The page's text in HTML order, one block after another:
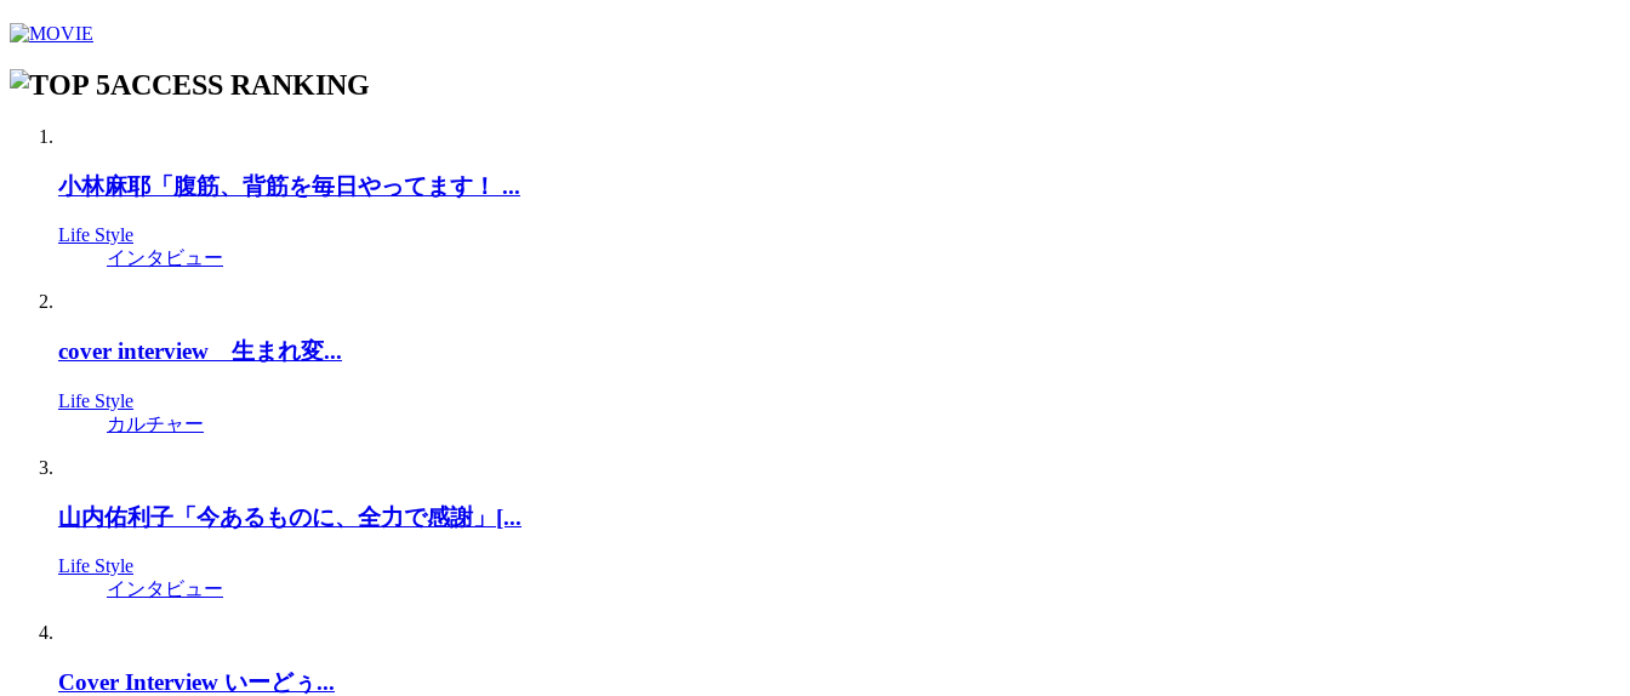
ACCESS RANKING
小林麻耶「腹筋、背筋を毎日やってます！ ...
Life Style
インタビュー
cover interview 生まれ変...
Life Style
カルチャー
山内佑利子「今あるものに、全力で感謝」[...
Life Style
インタビュー
Cover Interview いーどぅ...